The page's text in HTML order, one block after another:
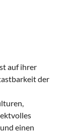
auf ihrer
der
einen